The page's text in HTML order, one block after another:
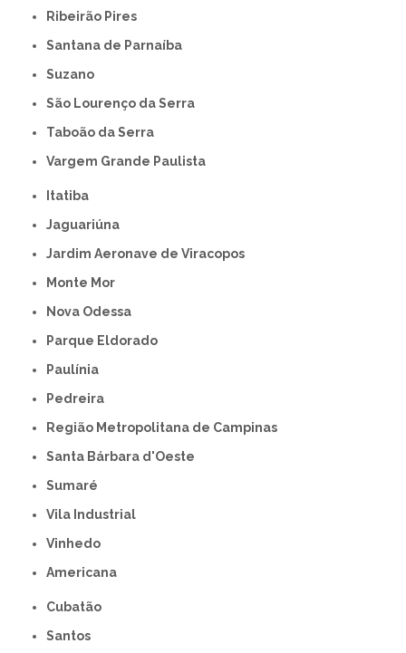
Ribeirão Pires
Santana de Parnaíba
Suzano
São Lourenço da Serra
Taboão da Serra
Vargem Grande Paulista
Itatiba
Jaguariúna
Jardim Aeronave de Viracopos
Monte Mor
Nova Odessa
Parque Eldorado
Paulínia
Pedreira
Região Metropolitana de Campinas
Santa Bárbara d'Oeste
Sumaré
Vila Industrial
Vinhedo
americana
Cubatão
Santos